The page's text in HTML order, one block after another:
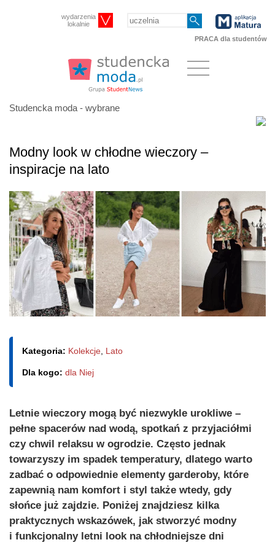
wydarzenia
lokalnie
PRACA dla studentów
Studencka moda - wybrane
Modny look w chłodne wieczory –
inspiracje na lato
Kategoria: Kolekcje, Lato
Dla kogo: dla Niej
Letnie wieczory mogą być niezwykle urokliwe –
pełne spacerów nad wodą, spotkań z przyjaciółmi
czy chwil relaksu w ogrodzie. Często jednak
towarzyszy im spadek temperatury, dlatego warto
zadbać o odpowiednie elementy garderoby, które
zapewnią nam komfort i styl także wtedy, gdy
słońce już zajdzie. Poniżej znajdziesz kilka
praktycznych wskazówek, jak stworzyć modny
i funkcjonalny letni look na chłodniejsze dni